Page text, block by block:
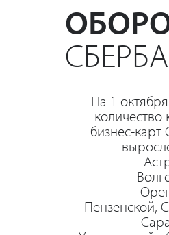
На 1
количество
бизнес-карт
Пензенской,